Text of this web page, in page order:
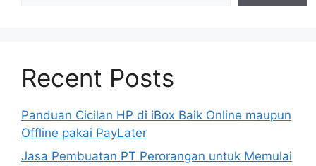
Recent Posts
Panduan Cicilan HP di iBox Baik Online maupun
Offline pakai PayLater
Jasa Pembuatan PT Perorangan untuk Memulai